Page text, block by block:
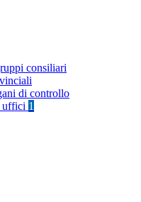
consiliari
di controllo
uffici 1